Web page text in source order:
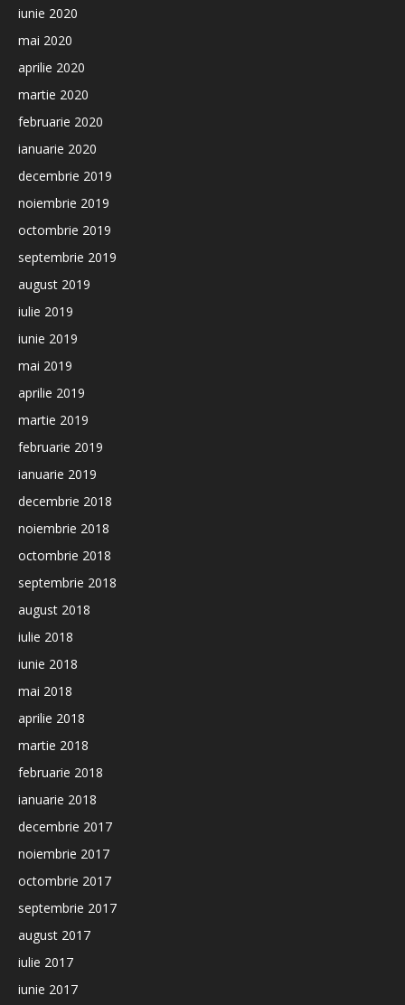
iunie 2020
mai 2020
aprilie 2020
martie 2020
februarie 2020
ianuarie 2020
decembrie 2019
noiembrie 2019
octombrie 2019
septembrie 2019
august 2019
iulie 2019
iunie 2019
mai 2019
aprilie 2019
martie 2019
februarie 2019
ianuarie 2019
decembrie 2018
noiembrie 2018
octombrie 2018
septembrie 2018
august 2018
iulie 2018
iunie 2018
mai 2018
aprilie 2018
martie 2018
februarie 2018
ianuarie 2018
decembrie 2017
noiembrie 2017
octombrie 2017
septembrie 2017
august 2017
iulie 2017
iunie 2017